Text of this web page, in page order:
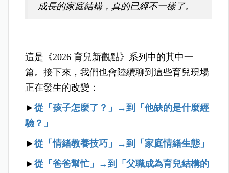
成長的家庭結構，真的已經不一樣了。
這是《2026 育兒新觀點》系列中的其中一
篇。接下來，我們也會陸續聊到這些育兒現場
正在發生的改變：
►從「孩子怎麼了？」→到「他缺的是什麼經
驗？」
►從「情緒教養技巧」→到「家庭情緒生態」
►從「爸爸幫忙」→到「父職成為育兒結構的